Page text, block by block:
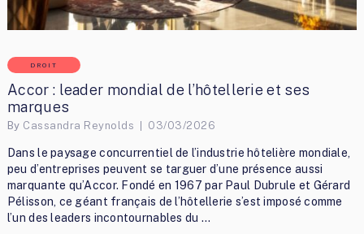
DROIT
Accor : leader mondial de l’hôtellerie et ses
marques
By Cassandra Reynolds 03/03/2026
Dans le paysage concurrentiel de l’industrie hôtelière mondiale,
peu d’entreprises peuvent se targuer d’une présence aussi
marquante qu’Accor. Fondé en 1967 par Paul Dubrule et Gérard
Pélisson, ce géant français de l’hôtellerie s’est imposé comme
l’un des leaders incontournables du …